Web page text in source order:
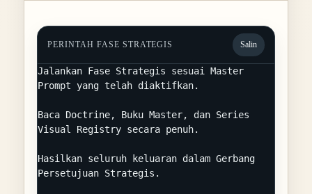
PERINTAH FASE STRATEGIS Salin
Jalankan Fase Strategis sesuai Master
Prompt yang telah diaktifkan.
Baca Doctrine, Buku Master, dan Series
Visual Registry secara penuh.
Hasilkan seluruh keluaran dalam Gerbang
Persetujuan Strategis.